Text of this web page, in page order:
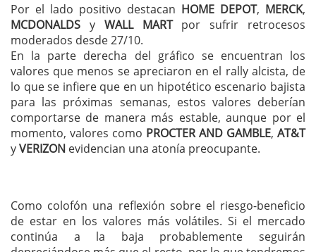
Por el lado positivo destacan HOME DEPOT, MERCK,
MCDONALDS y WALL MARTpor sufrir retrocesos
moderados desde 27/10.
En la parte derecha del gráfico se encuentran los
valores que menos se apreciaron en el rally alcista, de
lo que se infiere que en un hipotético escenario bajista
para las próximas semanas, estos valores deberían
comportarse de manera más estable, aunque por el
momento, valores como PROCTER AND GAMBLE, AT&T
yVERIZON evidencian una atonía preocupante.
Como colofón una reflexión sobre el riesgo-beneficio
de estar en los valores más volátiles. Si el mercado
continúa a la baja probablemente seguirán